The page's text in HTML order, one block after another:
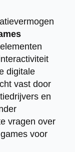
digitale
vast door
en
vragen over
voor